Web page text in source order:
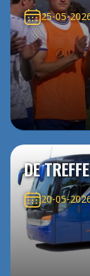
25-05-
DE
20-05-